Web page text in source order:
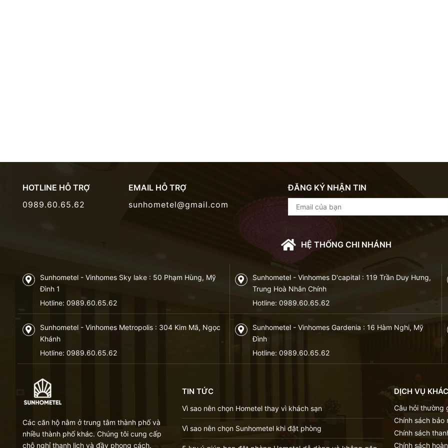
Hồ Tây 8,0 km Hồ nước lớn nhất Hà Nội, cảnh quan lãng mạn và quán cà phê
HOTLINE HỖ TRỢ
0989.60.65.62
EMAIL HỖ TRỢ
sunhometel@gmail.com
ĐĂNG KÝ NHẬN TIN
HỆ THỐNG CHI NHÁNH
Sunhometel - Vinhomes Sky lake : 50 Phạm Hùng, Mỹ
Đình 1
Hotline: 0989.60.65.62
Sunhometel - Vinhomes D'capital : 119 Trần Duy Hưng,
Trung Hoà Nhân Chính
Hotline: 0989.60.65.62
Sunhometel - Vinhomes Metropolis : 304 Kim Mã, Ngọc
Khánh
Hotline: 0989.60.65.62
Sunhometel - Vinhomes Gardenia : 16 Hàm Nghi, Mỹ
Đình
Hotline: 0989.60.65.62
Các căn hộ nằm ở trung tâm thành phố và
nhiều thành phố khác. Chúng tôi cung cấp
chỗ nghỉ thanh lịch và đầy phong cách.
TIN TỨC
Vì sao nên chọn Hometel thay vì khách sạn
Vì sao nên chọn Sunhometel khi đặt phòng
DỊCH VỤ
Câu hỏi thường
Chính sách bảo
Chính sách
Chính sách